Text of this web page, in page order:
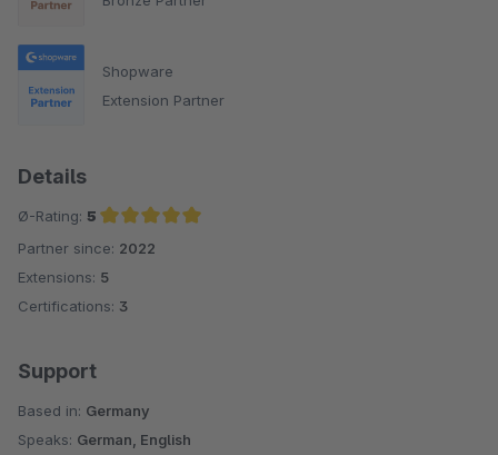
Shopware
Extension Partner
Details
Ø-Rating: 5
Average rating of 5 out of 5 stars
Partner since: 2022
Extensions: 5
Certifications: 3
Support
Based in: Germany
Speaks: German, English